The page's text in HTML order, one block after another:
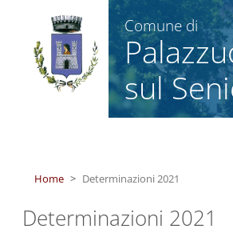
Salta al contenuto principale
Comune di
sul
Home
Determinazioni 2021
Determinazioni 2021